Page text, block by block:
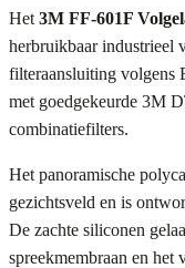
Het 3M FF-601F
herbruikbaar industrieel
filteraansluiting volgens
met goedgekeurde 3M
combinatiefilters.
Het panoramische
gezichtsveld en is
De zachte siliconen
spreekmembraan en het